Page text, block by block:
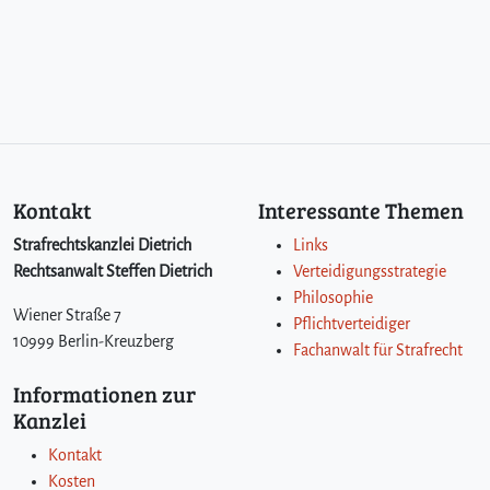
i
r
h
d
e
Kontakt
Strafrechtskanzlei Dietrich
Rechtsanwalt Steffen Dietrich
Wiener Straße 7
10999 Berlin-Kreuzberg
Interessante Themen
Links
Verteidigungsstrategie
Philosophie
Pflichtverteidiger
Fachanwalt für Strafrecht
Informationen zur
Kanzlei
Kontakt
Kosten